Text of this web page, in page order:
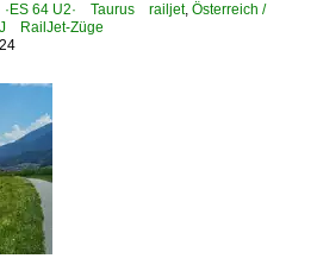
·ES 64 U2· Taurus railjet, Österreich /
RailJet-Züge